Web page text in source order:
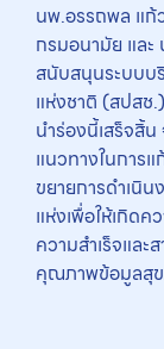
นพ.อรรถพล แก้
กรมอนามัย แล
สนับสนุนระบบบ
แห่งชาติ (สปสช
นำร่องนี้เสร็จสิ้
แนวทางในการ
ขยายการดำเนิ
แห่งเพื่อให้เกิด
ความสำเร็จและ
คุณภาพข้อมูลสุข